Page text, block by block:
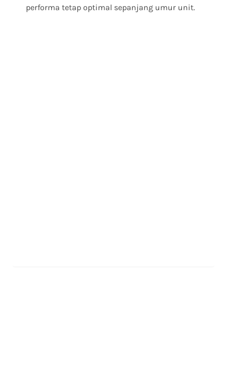
performa tetap optimal sepanjang umur unit.